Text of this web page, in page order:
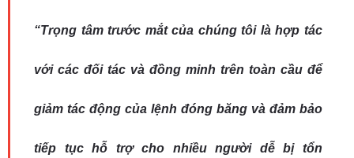
“Trọng tâm trước mắt của chúng tôi là hợp tác
với các đối tác và đồng minh trên toàn cầu để
giảm tác động của lệnh đóng băng và đảm bảo
tiếp tục hỗ trợ cho nhiều người dễ bị tổn